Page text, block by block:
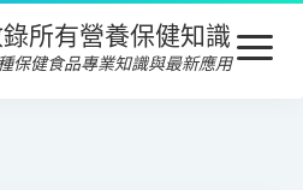
所有營養保健知識
保健食品專業知識與最新應用
open
menu